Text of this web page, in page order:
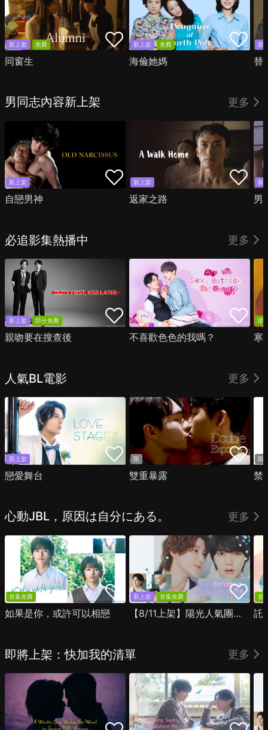
新上架 免費
同窗生
新上架 免費
海倫她媽
新
替
男同志內容新上架 更多
新上架
自戀男神
新上架
返家之路
新
男
必追影集熱播中 更多
新上架 部分免費
親吻要在搜查後 不喜歡色色的我嗎？
部
寒
人氣BL電影 更多
新上架
戀愛舞台
限
雙重暴露
限
禁
心動JBL，原因は自分にある。 更多
首集免費
如果是你，或許可以相戀
新上架 首集免費
【8/11上架】陽光人氣團中的芹澤，在我面前卻有點不對勁
首
託
即將上架：快加我的清單 更多